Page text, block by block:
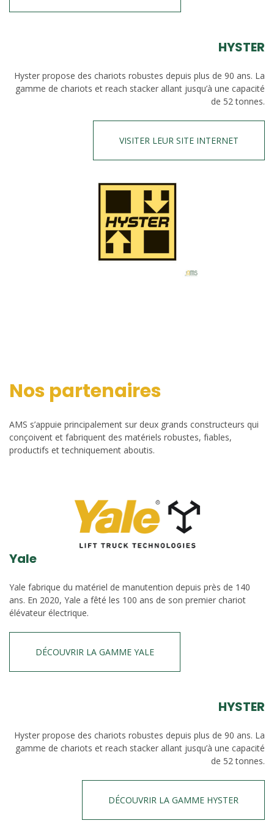
HYSTER
Hyster propose des chariots robustes depuis plus de 90 ans. La
gamme de chariots et reach stacker allant jusqu’à une capacité
de 52 tonnes.
VISITER LEUR SITE INTERNET
Nos partenaires
AMS s’appuie principalement sur deux grands constructeurs qui
conçoivent et fabriquent des matériels robustes, fiables,
productifs et techniquement aboutis.
Yale
Yale fabrique du matériel de manutention depuis près de 140
ans. En 2020, Yale a fêté les 100 ans de son premier chariot
élévateur électrique.
DÉCOUVRIR LA GAMME YALE
HYSTER
Hyster propose des chariots robustes depuis plus de 90 ans. La
gamme de chariots et reach stacker allant jusqu’à une capacité
de 52 tonnes.
DÉCOUVRIR LA GAMME HYSTER